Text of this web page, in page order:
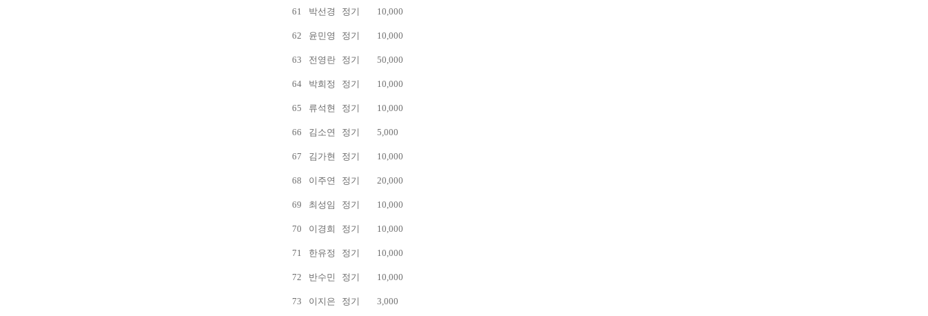
61 박선경 정기 10,000
62 윤민영 정기 10,000
63 전영란 정기 50,000
64 박희정 정기 10,000
65 류석현 정기 10,000
66 김소연 정기 5,000
67 김가현 정기 10,000
68 이주연 정기 20,000
69 최성임 정기 10,000
70 이경희 정기 10,000
71 한유정 정기 10,000
72 반수민 정기 10,000
73 이지은 정기 3,000